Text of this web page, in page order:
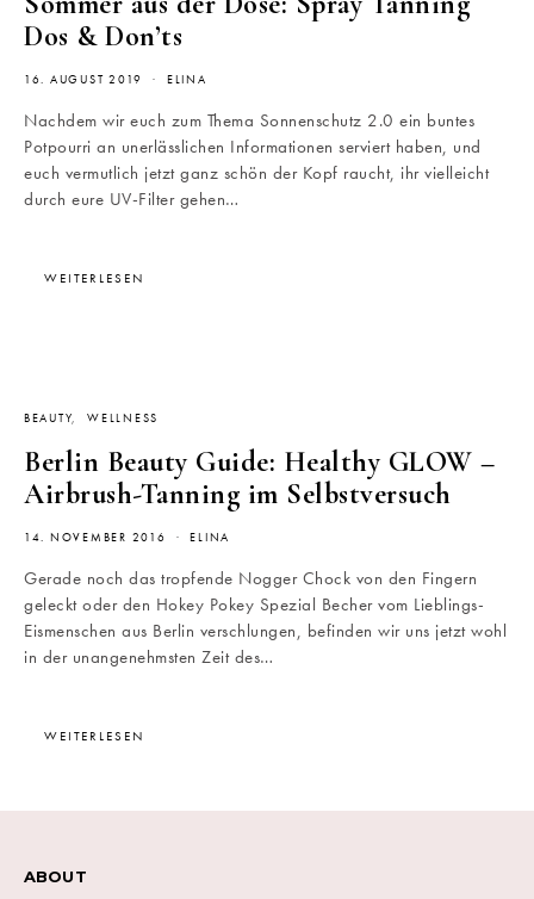
Dos & Don’ts
16. AUGUST 2019 ELINA
Nachdem wir euch zum Thema Sonnenschutz 2.0 ein buntes
Potpourri an unerlässlichen Informationen serviert haben, und
euch vermutlich jetzt ganz schön der Kopf raucht, ihr vielleicht
durch eure UV-Filter gehen…
WEITERLESEN
BEAUTY WELLNESS
Berlin Beauty Guide: Healthy GLOW –
Airbrush-Tanning im Selbstversuch
14. NOVEMBER 2016 ELINA
Gerade noch das tropfende Nogger Chock von den Fingern
geleckt oder den Hokey Pokey Spezial Becher vom Lieblings-
Eismenschen aus Berlin verschlungen, befinden wir uns jetzt wohl
in der unangenehmsten Zeit des…
WEITERLESEN
ABOUT